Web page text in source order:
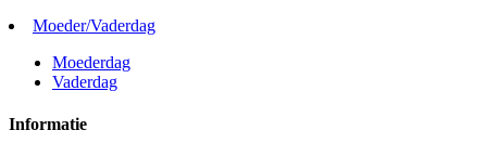
Moeder/Vaderdag
Moederdag
Vaderdag
Informatie